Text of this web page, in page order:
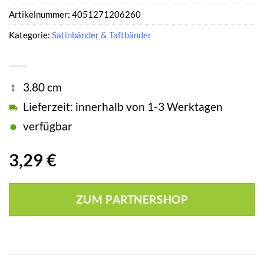
3,29 €
3.80 cm
Lieferzeit: innerhalb von 1-3 Werktagen
verfügbar
ZUM PARTNERSHOP
Artikelnummer: 4051271206260
Kategorie: Satinbänder & Taftbänder